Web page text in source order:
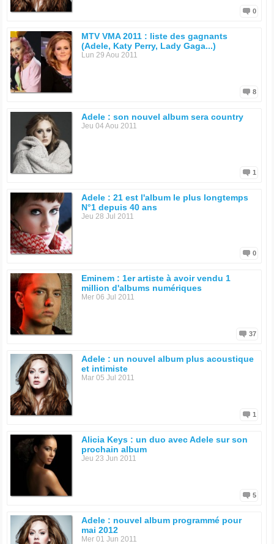
0
MTV VMA 2011 : liste des gagnants
(Adele, Katy Perry, Lady Gaga...)
Lun 29 Aou 2011
8
Adele : son nouvel album sera country
Jeu 04 Aou 2011
1
Adele : 21 est l'album le plus longtemps
N°1 depuis 40 ans
Jeu 28 Jul 2011
0
Eminem : 1er artiste à avoir vendu 1
million d'albums numériques
Mer 06 Jul 2011
37
Adele : un nouvel album plus acoustique
et intimiste
Mar 05 Jul 2011
1
Alicia Keys : un duo avec Adele sur son
prochain album
Jeu 23 Jun 2011
5
Adele : nouvel album programmé pour
mai 2012
Mer 01 Jun 2011